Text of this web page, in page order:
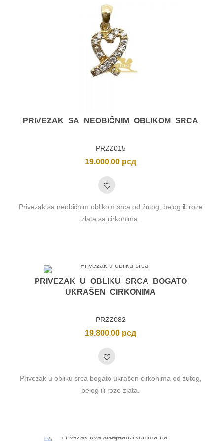
PRIVEZAK SA NEOBIČNIM OBLIKOM SRCA
PRZZ015
19.000,00 рсд
Privezak sa neobičnim oblikom srca od žutog, belog ili roze
zlata sa cirkonima.
PRIVEZAK U OBLIKU SRCA BOGATO
UKRAŠEN CIRKONIMA
PRZZ082
19.800,00 рсд
Privezak u obliku srca bogato ukrašen cirkonima od žutog,
belog ili roze zlata.